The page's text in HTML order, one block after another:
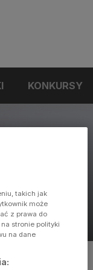
KONKURSY
takich jak
może
z prawa do
stronie polityki
na dane